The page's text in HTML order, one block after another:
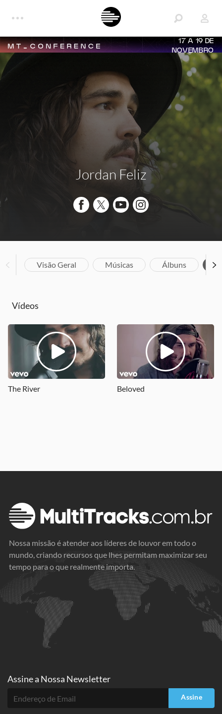
17 A 19 DE
NOVEMBRO
Jordan Feliz
Visão Geral Músicas Álbuns
Vídeos
The River Beloved
Nossa missão é atender aos líderes de louvor em todo o
mundo, criando recursos que lhes permitam maximizar seu
tempo para o que realmente importa.
Assine a Nossa Newsletter
Assine